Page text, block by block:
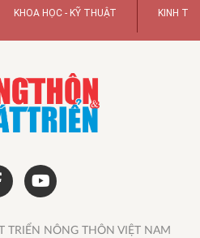
KHOA HỌC - KỸ THUẬT KINH TẾ
TRIỂN NÔNG THÔN VIỆT NAM